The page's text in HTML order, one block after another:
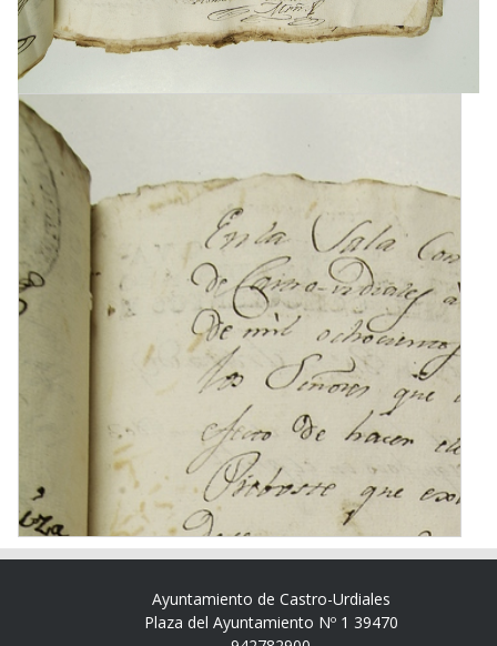
Ayuntamiento de Castro-Urdiales
Plaza del Ayuntamiento Nº 1 39470